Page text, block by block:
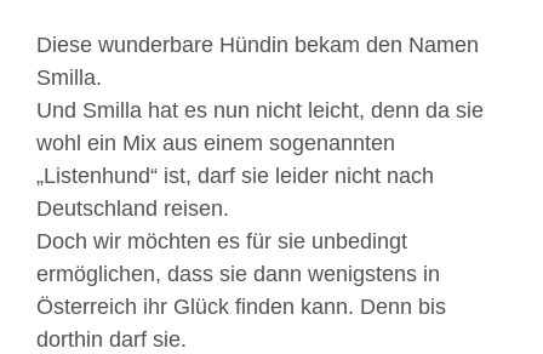
Diese wunderbare Hündin bekam den Namen
Smilla.
Und Smilla hat es nun nicht leicht, denn da sie
wohl ein Mix aus einem sogenannten
„Listenhund“ ist, darf sie leider nicht nach
Deutschland reisen.
Doch wir möchten es für sie unbedingt
ermöglichen, dass sie dann wenigstens in
Österreich ihr Glück finden kann. Denn bis
dorthin darf sie.